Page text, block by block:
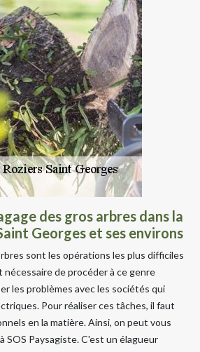
des gros arbres dans la
Georges et ses environs
sont les opérations les plus difficiles
nécessaire de procéder à ce genre
les problèmes avec les sociétés qui
Pour réaliser ces tâches, il faut
en la matière. Ainsi, on peut vous
SOS Paysagiste. C'est un élagueur